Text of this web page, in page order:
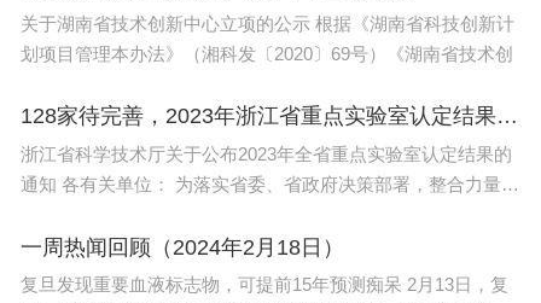
关于湖南省技术创新中心立项的公示 根据《湖南省科技创新计
划项目管理本办法》（湘科发〔2020〕69号）《湖南省技术创
128家待完善，2023年浙江省重点实验室认定结果发布
浙江省科学技术厅关于公布2023年全省重点实验室认定结果的
通知 各有关单位： 为落实省委、省政府决策部署，整合力量打
一周热闻回顾（2024年2月18日）
复旦发现重要血液标志物，可提前15年预测痴呆 2月13日，复